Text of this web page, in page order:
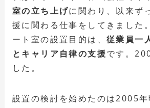
室の立ち上げに関わり、以来ず
援に関わる仕事をしてきました
ート室の設置目的は、 従業員一
とキャリア自律の支援です。
した。
設置の検討を始めたのは2005年